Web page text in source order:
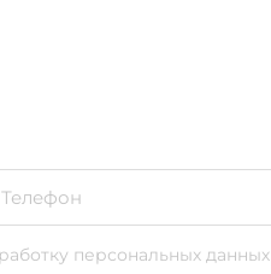
персональных данных